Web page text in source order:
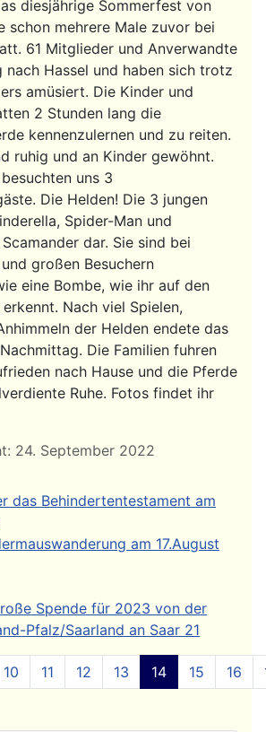
diesjährige Sommerfest von
schon mehrere Male zuvor bei
61 Mitglieder und Anverwandte
nach Hassel und haben sich trotz
amüsiert. Die Kinder und
2 Stunden lang die
kennenzulernen und zu reiten.
ruhig und an Kinder gewöhnt.
uns 3
Die Helden! Die 3 jungen
Spider-Man und
dar. Sie sind bei
großen Besuchern
eine Bombe, wie ihr auf den
Nach viel Spielen,
der Helden endete das
Die Familien fuhren
nach Hause und die Pferde
Ruhe. Fotos findet ihr
24. September 2022
das Behindertentestament am
am 17.August
Spende für 2023 von der
Pfalz/Saarland an Saar 21
Seite 14 von 20
10 11 12 13 14 15 16